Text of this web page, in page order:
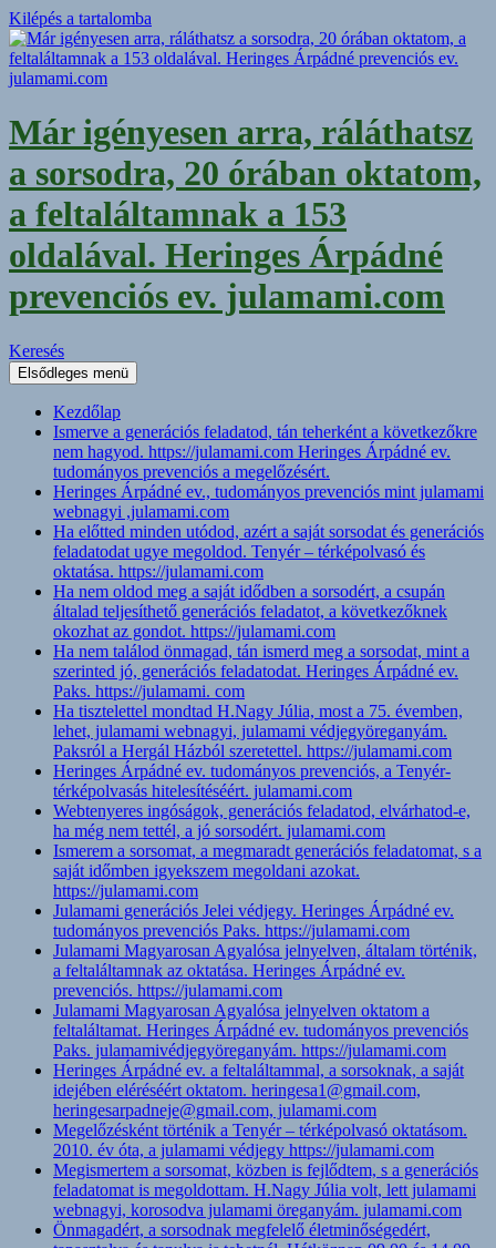
Kilépés a tartalomba
Már igényesen arra, ráláthatsz
a sorsodra, 20 órában oktatom,
a feltaláltamnak a 153
oldalával. Heringes Árpádné
prevenciós ev. julamami.com
Keresés
Elsődleges menü
Kezdőlap
Ismerve a generációs feladatod, tán teherként a következőkre
nem hagyod. https://julamami.com Heringes Árpádné ev.
tudományos prevenciós a megelőzésért.
Heringes Árpádné ev., tudományos prevenciós mint julamami
webnagyi ,julamami.com
Ha előtted minden utódod, azért a saját sorsodat és generációs
feladatodat ugye megoldod. Tenyér – térképolvasó és
oktatása. https://julamami.com
Ha nem oldod meg a saját idődben a sorsodért, a csupán
általad teljesíthető generációs feladatot, a következőknek
okozhat az gondot. https://julamami.com
Ha nem találod önmagad, tán ismerd meg a sorsodat, mint a
szerinted jó, generációs feladatodat. Heringes Árpádné ev.
Paks. https://julamami. com
Ha tisztelettel mondtad H.Nagy Júlia, most a 75. évemben,
lehet, julamami webnagyi, julamami védjegyöreganyám.
Paksról a Hergál Házból szeretettel. https://julamami.com
Heringes Árpádné ev. tudományos prevenciós, a Tenyér-
térképolvasás hitelesítéséért. julamami.com
Webtenyeres ingóságok, generációs feladatod, elvárhatod-e,
ha még nem tettél, a jó sorsodért. julamami.com
Ismerem a sorsomat, a megmaradt generációs feladatomat, s a
saját időmben igyekszem megoldani azokat.
https://julamami.com
Julamami generációs Jelei védjegy. Heringes Árpádné ev.
tudományos prevenciós Paks. https://julamami.com
Julamami Magyarosan Agyalósa jelnyelven, általam történik,
a feltaláltamnak az oktatása. Heringes Árpádné ev.
prevenciós. https://julamami.com
Julamami Magyarosan Agyalósa jelnyelven oktatom a
feltaláltamat. Heringes Árpádné ev. tudományos prevenciós
Paks. julamamivédjegyöreganyám. https://julamami.com
Heringes Árpádné ev. a feltaláltammal, a sorsoknak, a saját
idejében eléréséért oktatom. heringesa1@gmail.com,
heringesarpadneje@gmail.com, julamami.com
Megelőzésként történik a Tenyér – térképolvasó oktatásom.
2010. év óta, a julamami védjegy https://julamami.com
Megismertem a sorsomat, közben is fejlődtem, s a generációs
feladatomat is megoldottam. H.Nagy Júlia volt, lett julamami
webnagyi, korosodva julamami öreganyám. julamami.com
Önmagadért, a sorsodnak megfelelő életminőségedért,